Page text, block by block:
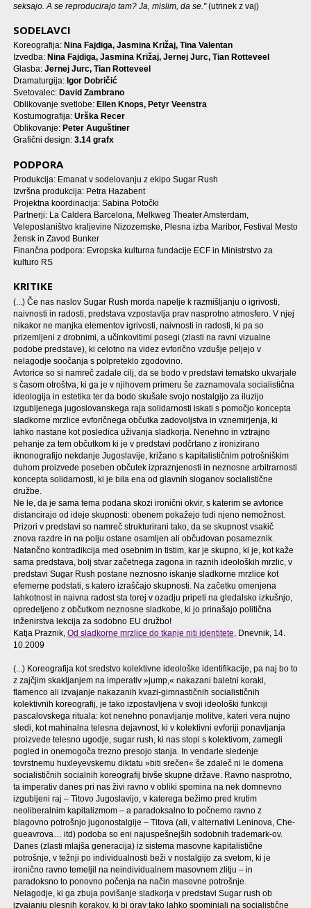
seksajo. A se reproducirajo tam? Ja, mislim, da se."(utrinek z vaj)
SODELAVCI
Koreografija: Nina Fajdiga, Jasmina Križaj, Tina Valentan
Izvedba: Nina Fajdiga, Jasmina Križaj, Jernej Jurc, Tian Rotteveel
Glasba: Jernej Jurc, Tian Rotteveel
Dramaturgija: Igor Dobričić
Svetovalec: David Zambrano
Oblikovanje svetlobe: Ellen Knops, Petyr Veenstra
Kostumografija: Urška Recer
Oblikovanje: Peter Auguštiner
Grafični design: 3.14 grafx
PODPORA
Produkcija: Emanat v sodelovanju z ekipo Sugar Rush
Izvršna produkcija: Petra Hazabent
Projektna koordinacija: Sabina Potočki
Partnerji: La Caldera Barcelona, Melkweg Theater Amsterdam,
Veleposlaništvo kraljevine Nizozemske, Plesna izba Maribor, Festival Mesto
žensk in Zavod Bunker
Finančna podpora: Evropska kulturna fundacije ECF in Ministrstvo za
kulturo RS
KRITIKE
(...) Če nas naslov Sugar Rush morda napelje k razmišljanju o igrivosti,
naivnosti in radosti, predstava vzpostavlja prav nasprotno atmosfero. V njej
nikakor ne manjka elementov igrivosti, naivnosti in radosti, ki pa so
prizemljeni z drobnimi, a učinkovitimi posegi (zlasti na ravni vizualne
podobe predstave), ki celotno na videz evforično vzdušje peljejo v
nelagodje soočanja s polpreteklo zgodovino.
Avtorice so si namreč zadale cilj, da se bodo v predstavi tematsko ukvarjale
s časom otroštva, ki ga je v njihovem primeru še zaznamovala socialistična
ideologija in estetika ter da bodo skušale svojo nostalgijo za iluzijo
izgubljenega jugoslovanskega raja solidarnosti iskati s pomočjo koncepta
sladkorne mrzlice evforičnega občutka zadovoljstva in vznemirjenja, ki
lahko nastane kot posledica uživanja sladkorja. Nenehno in vztrajno
pehanje za tem občutkom ki je v predstavi podčrtano z ironizirano
iknonografijo nekdanje Jugoslavije, križano s kapitalističnim potrošniškim
duhom proizvede poseben občutek izpraznjenosti in neznosne arbitrarnosti
koncepta solidarnosti, ki je bila ena od glavnih sloganov socialistične
družbe.
Ne le, da je sama tema podana skozi ironični okvir, s katerim se avtorice
distancirajo od ideje skupnosti: obenem pokažejo tudi njeno nemožnost.
Prizori v predstavi so namreč strukturirani tako, da se skupnost vsakič
znova razdre in na polju ostane osamljen ali občudovan posameznik.
Natančno kontradikcija med osebnim in tistim, kar je skupno, ki je, kot kaže
sama predstava, bolj stvar začetnega zagona in raznih ideoloških mrzlic, v
predstavi Sugar Rush postane neznosno iskanje sladkorne mrzlice kot
efemerne podstati, s katero izraščajo skupnosti. Na začetku omenjena
lahkotnost in naivna radost sta torej v ozadju pripeti na gledalsko izkušnjo,
opredeljeno z občutkom neznosne sladkobe, ki jo prinašajo politična
inženirstva lekcija za sodobno EU družbo!
Katja Praznik, Od sladkorne mrzlice do tkanje niti identitete, Dnevnik, 14.
10.2009
(...) Koreografija kot sredstvo kolektivne ideološke identifikacije, pa naj bo to
z zajčjim skakljanjem na imperativ »jump,« nakazani baletni koraki,
flamenco ali izvajanje nakazanih kvazi-gimnastičnih socialističnih
kolektivnih koreografij, je tako izpostavljena v svoji ideološki funkciji
pascalovskega rituala: kot nenehno ponavljanje molitve, kateri vera nujno
sledi, kot mahinalna telesna dejavnost, ki v kolektivni evforiji ponavljanja
proizvede telesno ugodje, sugar rush, ki nas stopi s kolektivom, zamegli
pogled in onemogoča trezno presojo stanja. In vendarle sledenje
tovrstnemu huxleyevskemu diktatu »biti srečen« še zdaleč ni le domena
socialističnih socialnih koreografij bivše skupne države. Ravno nasprotno,
ta imperativ danes pri nas živi ravno v obliki spomina na nek domnevno
izgubljeni raj – Titovo Jugoslavijo, v katerega bežimo pred krutim
neoliberalnim kapitalizmom – a paradoksalno to počnemo ravno z
blagovno potrošnjo jugonostalgije – Titova (ali, v alternativi Leninova, Che-
gueavrova… itd) podoba so eni najuspešnejših sodobnih trademark-ov.
Danes (zlasti mlajša generacija) iz sistema masovne kapitalistične
potrošnje, v težnji po individualnosti beži v nostalgijo za svetom, ki je
ironično ravno temeljil na neindividualnem masovnem zlitju – in
paradoksno to ponovno počenja na način masovne potrošnje.
Nelagodje, ki ga zbuja povišanje sladkorja v predstavi Sugar rush ob
izvajanju plesnih korakov, ki bi prav tako lahko spominjali na socialistične